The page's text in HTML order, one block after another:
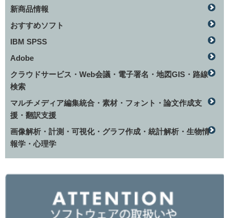
新商品情報
おすすめソフト
IBM SPSS
Adobe
クラウドサービス・Web会議・電子署名・地図GIS・路線
検索
マルチメディア編集統合・素材・フォント・論文作成支
援・翻訳支援
画像解析・計測・可視化・グラフ作成・統計解析・生物情
報学・心理学